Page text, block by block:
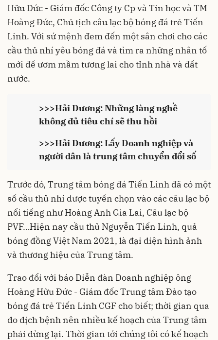
Hữu Đức - Giám đốc Công ty Cp và Tin học và TM
Hoàng Đức, Chủ tịch câu lạc bộ bóng đá trẻ Tiến
Linh. Với sứ mệnh đem đến một sân chơi cho các
cầu thủ nhí yêu bóng đá và tìm ra những nhân tố
mới để ươm mầm tương lai cho tỉnh nhà và đất
nước.
>>>Hải Dương: Những làng nghề
không đủ tiêu chí sẽ thu hồi
>>>Hải Dương: Lấy Doanh nghiệp và
người dân là trung tâm chuyển đổi số
Trước đó, Trung tâm bóng đá Tiến Linh đã có một
số cầu thủ nhí được tuyển chọn vào các câu lạc bộ
nổi tiếng như Hoàng Anh Gia Lai, Câu lạc bộ
PVF…Hiện nay cầu thủ Nguyễn Tiến Linh, quả
bóng đồng Việt Nam 2021, là đại diện hình ảnh
và thương hiệu của Trung tâm.
Trao đổi với báo Diễn đàn Doanh nghiệp ông
Hoàng Hữu Đức - Giám đốc Trung tâm Đào tạo
bóng đá trẻ Tiến Linh CGF cho biết; thời gian qua
do dịch bệnh nên nhiều kế hoạch của Trung tâm
phải dừng lại. Thời gian tới chúng tôi có kế hoạch